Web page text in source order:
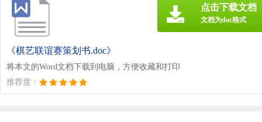
《棋艺联谊赛策划书.doc》
将本文的Word文档下载到电脑，方便收藏和打印
推荐度：
点击下载文档
文档为doc格式